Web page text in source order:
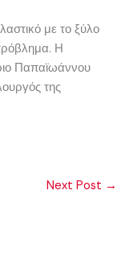
με το ξύλο
Η
Παπαϊωάννου
της
Next Post →